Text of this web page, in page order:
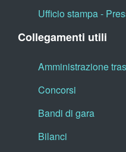
Ufficio stampa -
Collegamenti utili
Amministrazione
Concorsi
Bandi di gara
Bilanci